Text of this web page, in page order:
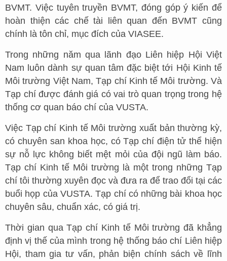
BVMT. Việc tuyên truyền BVMT, đóng góp ý kiến để
hoàn thiện các chế tài liên quan đến BVMT cũng
chính là tôn chỉ, mục đích của VIASEE.
Trong những năm qua lãnh đạo Liên hiệp Hội Việt
Nam luôn dành sự quan tâm đặc biệt tới Hội Kinh tế
Môi trường Việt Nam, Tạp chí Kinh tế Môi trường. Và
Tạp chí được đánh giá có vai trò quan trọng trong hệ
thống cơ quan báo chí của VUSTA.
Việc Tạp chí Kinh tế Môi trường xuất bản thường kỳ,
có chuyên san khoa học, có Tạp chí điện tử thể hiện
sự nỗ lực không biết mệt mỏi của đội ngũ làm báo.
Tạp chí Kinh tế Môi trường là một trong những Tạp
chí tôi thường xuyên đọc và đưa ra để trao đổi tại các
buổi họp của VUSTA. Tạp chí có những bài khoa học
chuyên sâu, chuẩn xác, có giá trị.
Thời gian qua Tạp chí Kinh tế Môi trường đã khẳng
định vị thế của mình trong hệ thống báo chí Liên hiệp
Hội, tham gia tư vấn, phản biện chính sách về lĩnh